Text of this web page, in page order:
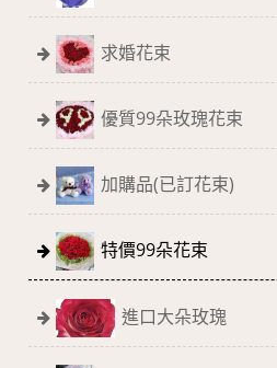
求婚花束
優質99朵玫瑰花束
加購品(已訂花束)
特價99朵花束
進口大朵玫瑰